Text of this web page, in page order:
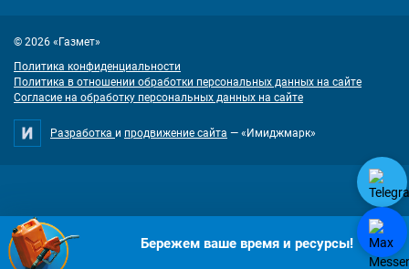
© 2026 «Газмет»
Политика конфиденциальности
Политика в отношении обработки персональных данных на сайте
Согласие на обработку персональных данных на сайте
Разработка и продвижение сайта — «Имиджмарк»
"Наш сайт использует куки. Продолжая им пользоваться, вы соглашаетесь на
обработку персональных данных в соответствии сполитикой
конфиденциальности
Бережем ваше время и ресурсы!